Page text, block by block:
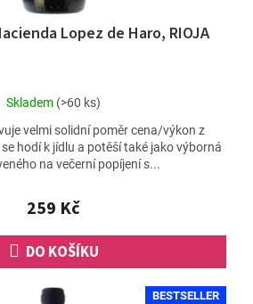
Lopez de Haro, RIOJA
Průměrné
produktu
je
4,7
5
hvězdiček.
Skladem (>60 ks)
259 Kč
DO KOŠÍKU
velmi solidní poměr cena/výkon z
hodí k jídlu a potěší také jako výborná
na večerní popíjení s...
BESTSELLER